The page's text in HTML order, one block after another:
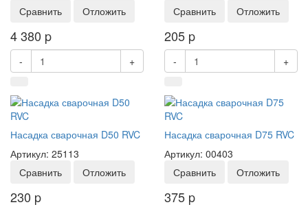
Сравнить
Отложить
4 380 p
- +
Сравнить
Отложить
205 p
- +
Насадка сварочная D50 RVC
Артикул: 25113
Сравнить
Отложить
230 p
Насадка сварочная D75 RVC
Артикул: 00403
Сравнить
Отложить
375 p